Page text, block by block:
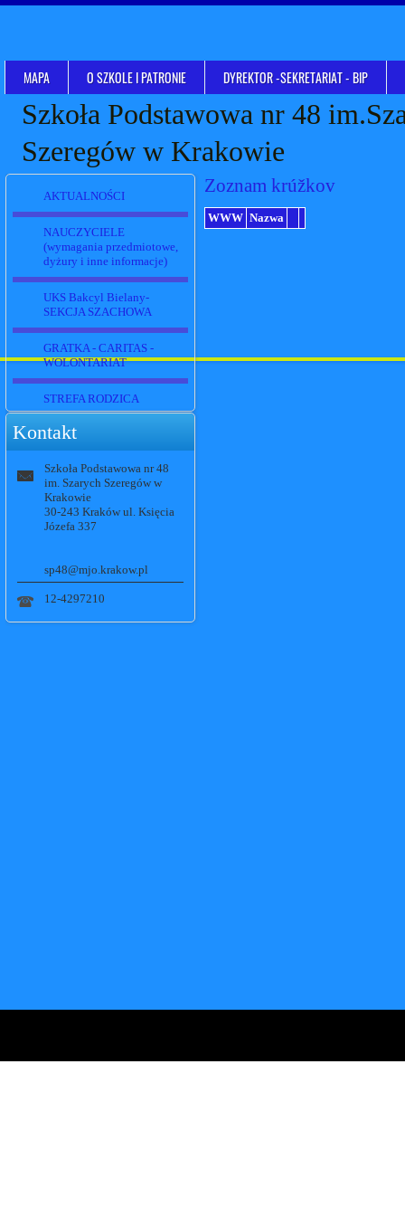
Szkoła Podstawowa nr 48
Szeregów w Krakowie
MAPA O SZKOLE I PATRONIE DYREKTOR -SEKRETARIAT - BIP
AKTUALNOŚCI
NAUCZYCIELE
(wymagania przedmiotowe,
dyżury i inne informacje)
UKS Bakcyl Bielany-
SEKCJA SZACHOWA
GRATKA - CARITAS -
WOLONTARIAT
STREFA RODZICA
Kontakt
Szkoła Podstawowa nr 48
im. Szarych Szeregów w
Krakowie
30-243 Kraków ul. Księcia
Józefa 337
sp48@mjo.krakow.pl
12-4297210
Zoznam krúžkov
WWW Nazwa